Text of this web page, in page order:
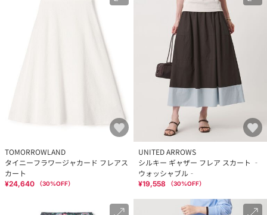
TOMORROWLAND
タイニーフラワージャカード フレアス
カート
¥24,640 （30%OFF）
UNITED ARROWS
シルキー ギャザー フレア スカート ‐
ウォッシャブル‐
¥19,558 （30%OFF）